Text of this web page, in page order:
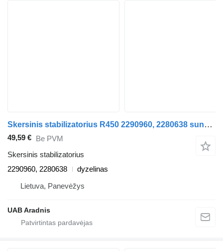
Skersinis stabilizatorius R450 2290960, 2280638 sunkvežimio Scania L,P,G,R,S series
49,59 € Be PVM
Skersinis stabilizatorius
2290960, 2280638
dyzelinas
Lietuva, Panevėžys
UAB Aradnis